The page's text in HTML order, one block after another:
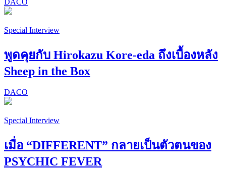
Special Interview
พูดคุยกับ Hirokazu Kore-eda ถึงเบื้องหลัง
Sheep in the Box
DACO
Special Interview
เมื่อ “DIFFERENT” กลายเป็นตัวตนของ
PSYCHIC FEVER